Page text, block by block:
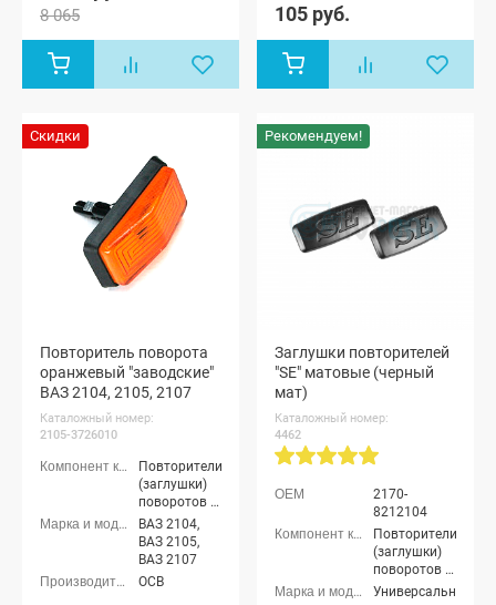
8 065
(ВАЗ 2131) 5-
Пикап
105 руб.
Скидки
Повторитель поворота
оранжевый "заводские"
ВАЗ 2104, 2105, 2107
Каталожный номер:
2105-3726010
Повторители
(заглушки)
поворотов в
крылья
ВАЗ 2104,
ВАЗ 2105,
ВАЗ 2107
ОСВ
Рекомендуем!
Заглушки повторителей
"SE" матовые (черный
мат)
Каталожный номер:
4462
2170-
8212104
Повторители
(заглушки)
поворотов в
крылья
Универсальные